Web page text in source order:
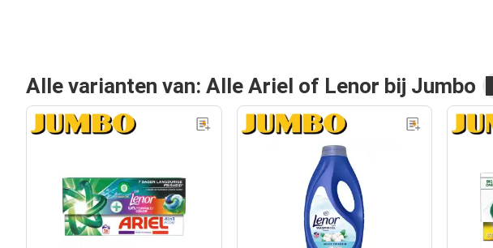
Alle varianten van: Alle Ariel of Lenor bij Jumbo